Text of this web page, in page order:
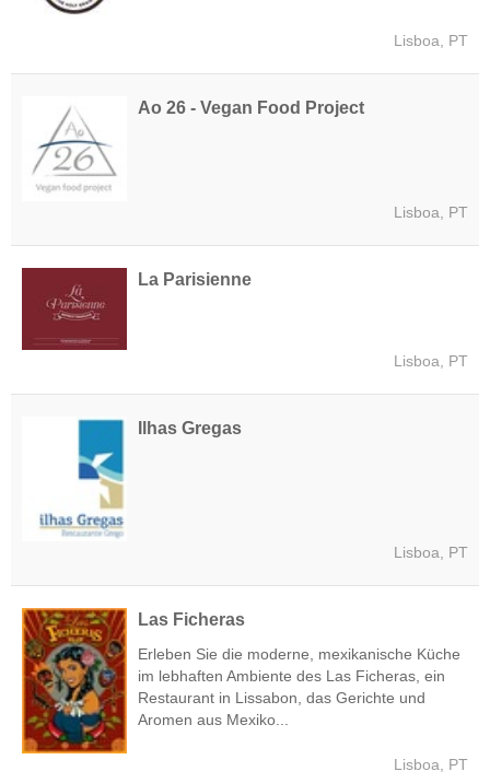
Lisboa, PT
Ao 26 - Vegan Food Project
Lisboa, PT
La Parisienne
Lisboa, PT
Ilhas Gregas
Lisboa, PT
Las Ficheras
Erleben Sie die moderne, mexikanische Küche
im lebhaften Ambiente des Las Ficheras, ein
Restaurant in Lissabon, das Gerichte und
Aromen aus Mexiko...
Lisboa, PT